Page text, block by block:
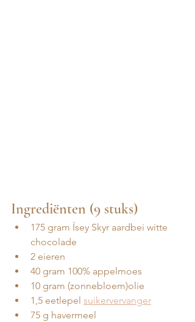
Ingrediënten (9 stuks)
175 gram Ísey Skyr aardbei witte
chocolade
2 eieren
40 gram 100% appelmoes
10 gram (zonnebloem)olie
1,5 eetlepel suikervervanger
75 g havermeel